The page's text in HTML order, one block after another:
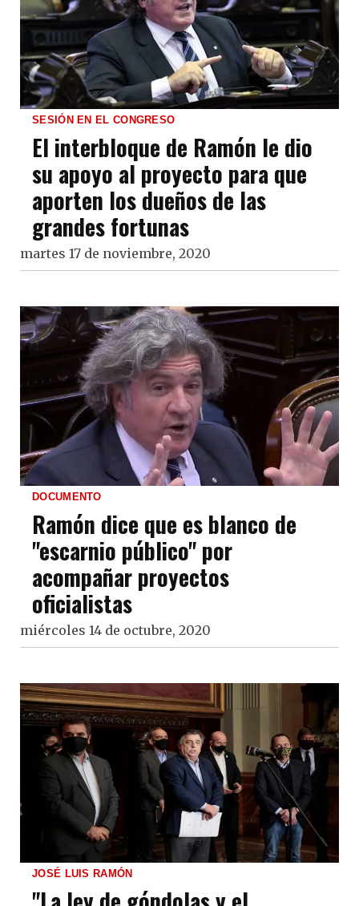
SESIÓN EN EL CONGRESO
El interbloque de Ramón le dio
su apoyo al proyecto para que
aporten los dueños de las
grandes fortunas
martes 17 de noviembre, 2020
DOCUMENTO
Ramón dice que es blanco de
"escarnio público" por
acompañar proyectos
oficialistas
miércoles 14 de octubre, 2020
JOSÉ LUIS RAMÓN